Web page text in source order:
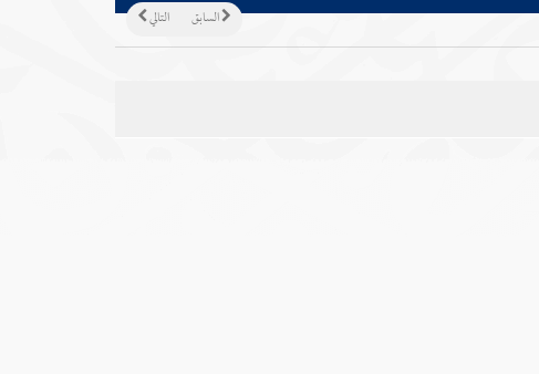
التالي السابق